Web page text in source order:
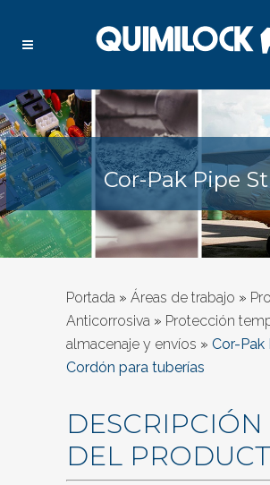
Cor-Pak Pipe
Portada » Áreas de trabajo »
Anticorrosiva » Protección
almacenaje y envíos » Cor-Pak
Cordón para tuberías
DESCRIPCIÓN
DEL